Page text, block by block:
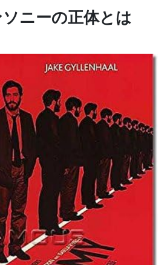
ニーの正体とは